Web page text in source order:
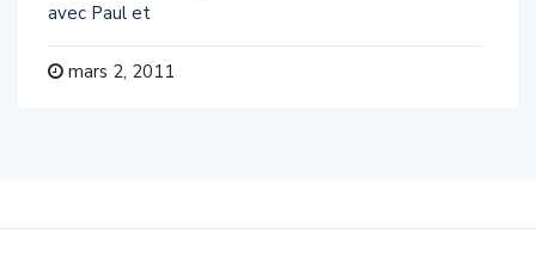
avec Paul et
mars 2, 2011